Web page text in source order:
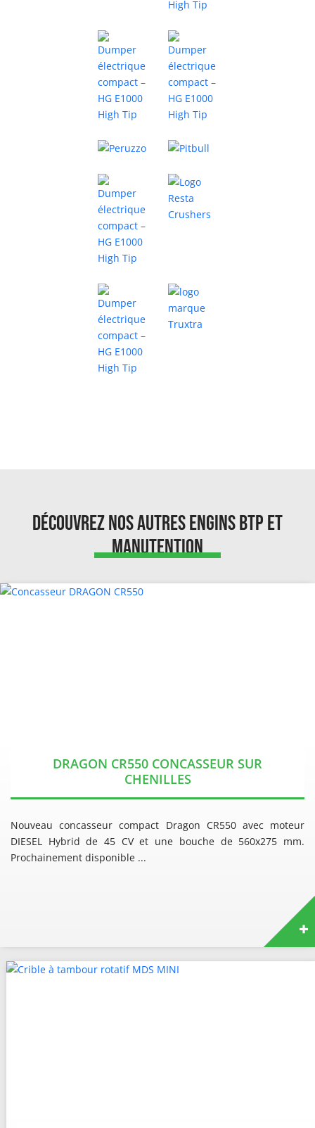
Découvrez nos autres engins BTP et
Manutention
DRAGON CR550 CONCASSEUR SUR
CHENILLES
Nouveau concasseur compact Dragon CR550 avec moteur
DIESEL Hybrid de 45 CV et une bouche de 560x275 mm.
Prochainement disponible ...